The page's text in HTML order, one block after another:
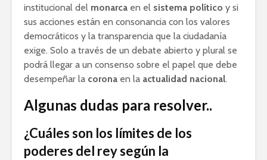
institucional del monarca en el sistema político y si
sus acciones están en consonancia con los valores
democráticos y la transparencia que la ciudadanía
exige. Solo a través de un debate abierto y plural se
podrá llegar a un consenso sobre el papel que debe
desempeñar la corona en la actualidad nacional.
Algunas dudas para resolver..
¿Cuáles son los límites de los
poderes del rey según la